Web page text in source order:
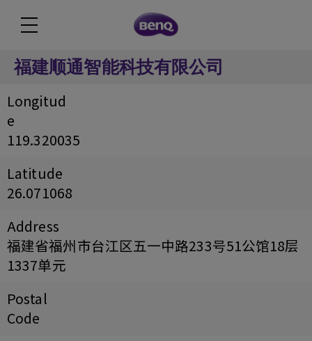
福建顺通智能科技有限公司
Longitud
e
119.320035
Latitude
26.071068
Address
福建省福州市台江区五一中路233号51公馆18层
1337单元
Postal
Code